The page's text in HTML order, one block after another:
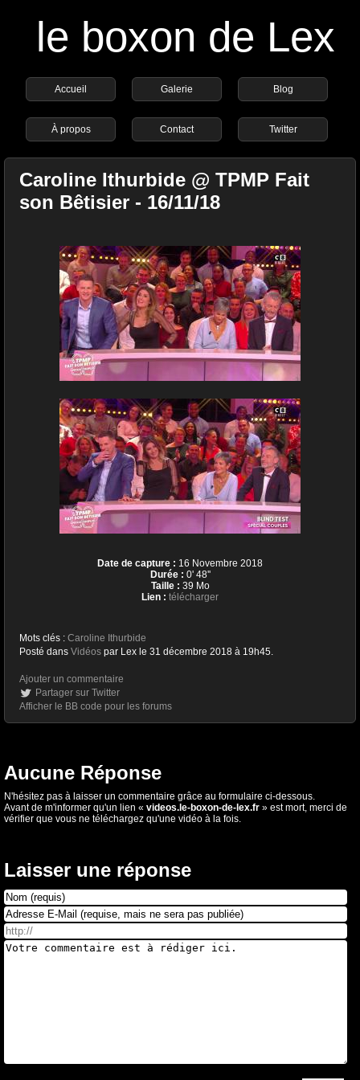
le boxon de Lex
Accueil Galerie Blog
À propos Contact Twitter
Caroline Ithurbide @ TPMP Fait
son Bêtisier - 16/11/18
Date de capture : 16 Novembre 2018
Durée : 0' 48''
Taille : 39 Mo
Lien : télécharger
Mots clés : Caroline Ithurbide
Posté dans Vidéos par Lex le 31 décembre 2018 à 19h45.
Ajouter un commentaire
Partager sur Twitter
Afficher le BB code pour les forums
Aucune Réponse
N'hésitez pas à laisser un commentaire grâce au formulaire ci-dessous.
Avant de m'informer qu'un lien « videos.le-boxon-de-lex.fr » est mort, merci de
vérifier que vous ne téléchargez qu'une vidéo à la fois.
Laisser une réponse